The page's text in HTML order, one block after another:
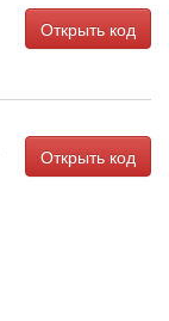
Открыть код
Открыть код